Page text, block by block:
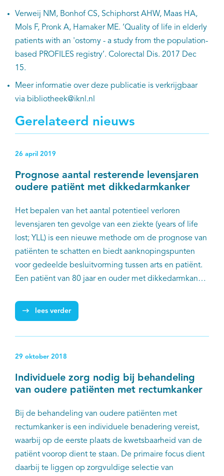
Verweij NM, Bonhof CS, Schiphorst AHW, Maas HA,
Mols F, Pronk A, Hamaker ME. ‘Quality of life in elderly
patients with an 'ostomy - a study from the population-
based PROFILES registry’. Colorectal Dis. 2017 Dec
15.
Meer informatie over deze publicatie is verkrijgbaar
via bibliotheek@iknl.nl
Gerelateerd nieuws
26 april 2019
Prognose aantal resterende levensjaren
oudere patiënt met dikkedarmkanker
Het bepalen van het aantal potentieel verloren
levensjaren ten gevolge van een ziekte (years of life
lost; YLL) is een nieuwe methode om de prognose van
patiënten te schatten en biedt aanknopingspunten
voor gedeelde besluitvorming tussen arts en patiënt.
Een patiënt van 80 jaar en ouder met dikkedarmkanker
vergelijking tot leeftijdsgenoten uit de algemene
bevolking. Voordat met dit model betrouwbare,
naar de impact van comorbiditeiten en kwetsbaarheid
(frailty), concludeert een internationale groep
onderzoekers in de World Journal of Surgery.
lees verder
29 oktober 2018
Individuele zorg nodig bij behandeling
van oudere patiënten met rectumkanker
Bij de behandeling van oudere patiënten met
rectumkanker is een individuele benadering vereist,
waarbij op de eerste plaats de kwetsbaarheid van de
patiënt voorop dient te staan. De primaire focus dient
daarbij te liggen op zorgvuldige selectie van